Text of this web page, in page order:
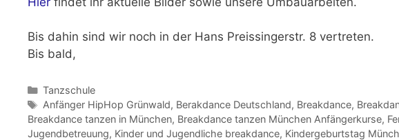
Bis dahin sind wir noch in der Hans Preissingerstr. 8 vertreten.
Bis bald,
Kategorien
Tanzschule
Schlagwörter
Anfänger HipHop Grünwald, Berakdance Deutschland, Breakdance,
Breakdance tanzen in München, Breakdance tanzen München Anfängerkurse,
Jugendbetreuung, Kinder und Jugendliche breakdance, Kindergeburtstag